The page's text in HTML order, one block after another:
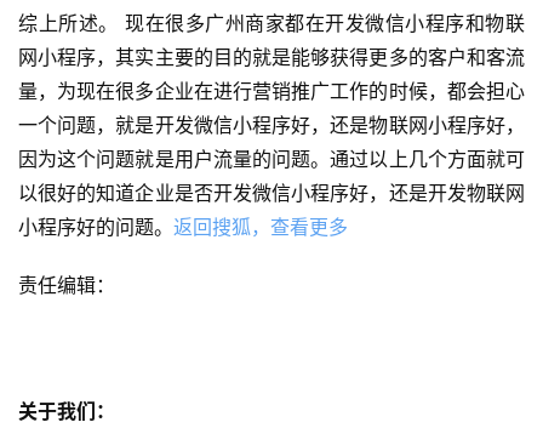
发
网
站
开
发
s
e
o
数
综上所述。 现在很多广州商家都在开发微信小程序和物联
网小程序，其实主要的目的就是能够获得更多的客户和客流
量，为现在很多企业在进行营销推广工作的时候，都会担心
一个问题，就是开发微信小程序好，还是物联网小程序好，
因为这个问题就是用户流量的问题。通过以上几个方面就可
以很好的知道企业是否开发微信小程序好，还是开发物联网
小程序好的问题。 返回搜狐，查看更多
责任编辑：
关于我们：